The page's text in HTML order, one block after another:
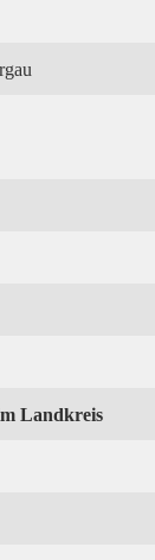
Landkreis